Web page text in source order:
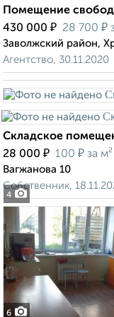
Помещение
430 000 ₽ 28 700 ₽
Заволжский район,
Агентство, 30.11.2020
4
Складское
28 000 ₽ 100 ₽ за м²
Вагжанова 10
Собственник,
6